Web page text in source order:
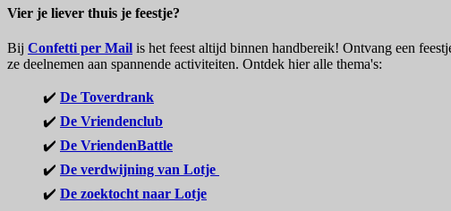
Vier je liever thuis je feestje?
Bij Confetti per Mail is het feest altijd binnen handbereik! Ontvang een
ze deelnemen aan spannende activiteiten. Ontdek hier alle thema's:
✔️ De Toverdrank
✔️ De Vriendenclub
✔️ De VriendenBattle
✔️ De verdwijning van Lotje
✔️ De zoektocht naar Lotje